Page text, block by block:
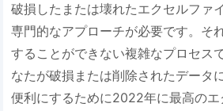
破損したまたは壊れたエクセルファ
専門的なアプローチが必要です。そ
することができない複雑なプロセス
なたが破損または削除されたデータ
便利にするために2022年に最高の